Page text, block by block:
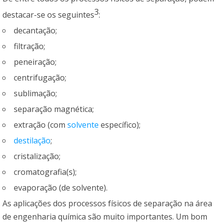
destacar-se os seguintes3:
decantação;
filtração;
peneiração;
centrifugação;
sublimação;
separação magnética;
extração (com solvente específico);
destilação;
cristalização;
cromatografia(s);
evaporação (de solvente).
As aplicações dos processos físicos de separação na área
de engenharia química são muito importantes. Um bom